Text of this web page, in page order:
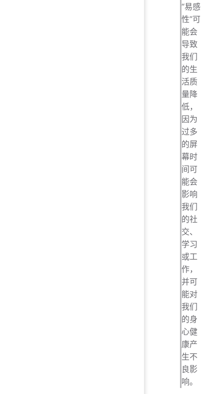
“易感
性”可
能会
导致
我们
的生
活质
量降
低，
因为
过多
的屏
幕时
间可
能会
影响
我们
的社
交、
学习
或工
作，
并可
能对
我们
的身
心健
康产
生不
良影
响。